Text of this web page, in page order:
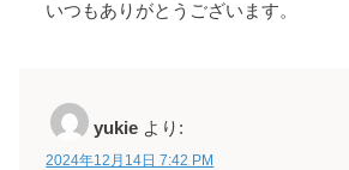
いつもありがとうございます。
yukie より:
2024年12月14日 7:42 PM